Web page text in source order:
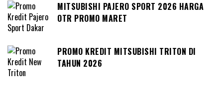
MITSUBISHI PAJERO SPORT 2026 HARGA
OTR PROMO MARET
PROMO KREDIT MITSUBISHI TRITON DI
TAHUN 2026